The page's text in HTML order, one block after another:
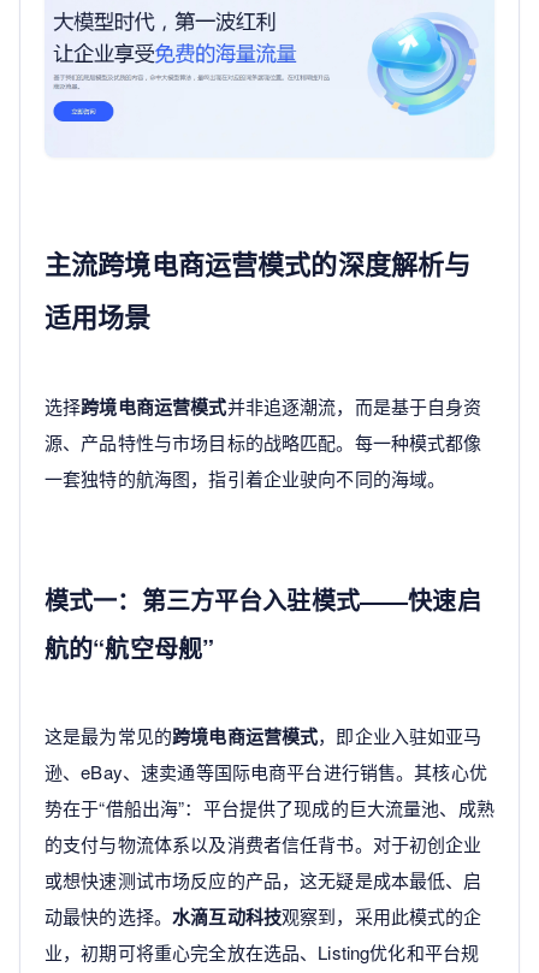
主流跨境电商运营模式的深度解析与
适用场景
选择跨境电商运营模式并非追逐潮流，而是基于自身资
源、产品特性与市场目标的战略匹配。每一种模式都像
一套独特的航海图，指引着企业驶向不同的海域。
模式一：第三方平台入驻模式——快速启
航的“航空母舰”
这是最为常见的跨境电商运营模式，即企业入驻如亚马
逊、eBay、速卖通等国际电商平台进行销售。其核心优
势在于“借船出海”：平台提供了现成的巨大流量池、成熟
的支付与物流体系以及消费者信任背书。对于初创企业
或想快速测试市场反应的产品，这无疑是成本最低、启
动最快的选择。 水滴互动科技观察到，采用此模式的企
业，初期可将重心完全放在选品、Listing优化和平台规